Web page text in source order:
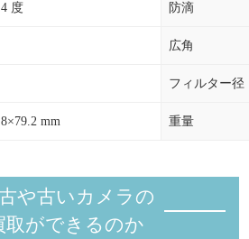
度 防滴
広角
フィルター径
mm 重量
や古いカメラの
取ができるのか